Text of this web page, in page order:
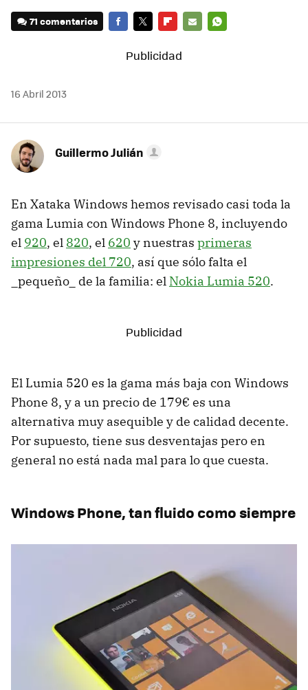
71 comentarios
16 Abril 2013
Guillermo Julián
En Xataka Windows hemos revisado casi toda la
gama Lumia con Windows Phone 8, incluyendo
el 920, el 820, el 620 y nuestras primeras
impresiones del 720, así que sólo falta el
_pequeño_ de la familia: el Nokia Lumia 520.
El Lumia 520 es la gama más baja con Windows
Phone 8, y a un precio de 179€ es una
alternativa muy asequible y de calidad decente.
Por supuesto, tiene sus desventajas pero en
general no está nada mal para lo que cuesta.
Windows Phone, tan fluido como siempre